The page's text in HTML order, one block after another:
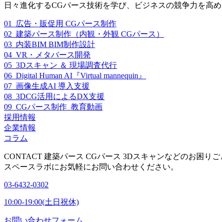
日々進化するCGパース技術を学び、ビジネスの競争力を高め
01_広告・販促用 CGパース制作
02_建築パース制作（内観・外観 CGパース）
03_内装BIM BIM制作設計
04_VR・メタバース開発
05_3Dスキャン ＆ 現場調査代行
06_Digital Human AI『Virtual mannequin』
07_画像生成AI 導入支援
08_3DCG活用によるDX支援
09_CGパース制作_教育動画
採用情報
企業情報
コラム
CONTACT 建築パース CGパース 3Dスキャンなどのお困りご
スペースラボにお気軽にお問い合わせください。
03-6432-0302
10:00-19:00(土日祝休)
お問い合わせフォーム